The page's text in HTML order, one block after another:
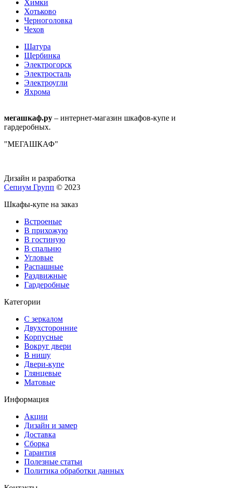
Химки
Хотьково
Черноголовка
Чехов
Шатура
Щербинка
Электрогорск
Электросталь
Электроугли
Яхрома
мегашкаф.ру – интернет-магазин шкафов-купе и
гардеробных.
"МЕГАШКАФ"
Дизайн и разработка
Сепиум Групп © 2023
Шкафы-купе на заказ
Встроеные
В прихожую
В гостиную
В спальню
Угловые
Распашные
Раздвижные
Гардеробные
Категории
С зеркалом
Двухсторонние
Корпусные
Вокруг двери
В нишу
Двери-купе
Глянцевые
Матовые
Информация
Акции
Дизайн и замер
Доставка
Сборка
Гарантия
Полезные статьи
Политика обработки данных